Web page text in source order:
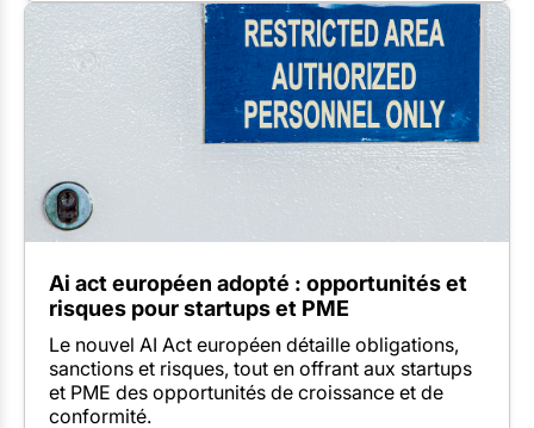
Ai act européen adopté : opportunités et
risques pour startups et PME
Le nouvel AI Act européen détaille obligations,
sanctions et risques, tout en offrant aux startups
et PME des opportunités de croissance et de
conformité.